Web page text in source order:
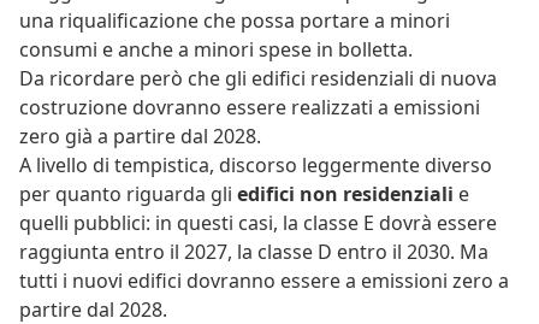
una riqualificazione che possa portare a minori
consumi e anche a minori spese in bolletta.
Da ricordare però che gli edifici residenziali di nuova
costruzione dovranno essere realizzati a emissioni
zero già a partire dal 2028.
A livello di tempistica, discorso leggermente diverso
per quanto riguarda gli edifici non residenziali e
quelli pubblici: in questi casi, la classe E dovrà essere
raggiunta entro il 2027, la classe D entro il 2030. Ma
tutti i nuovi edifici dovranno essere a emissioni zero a
partire dal 2028.